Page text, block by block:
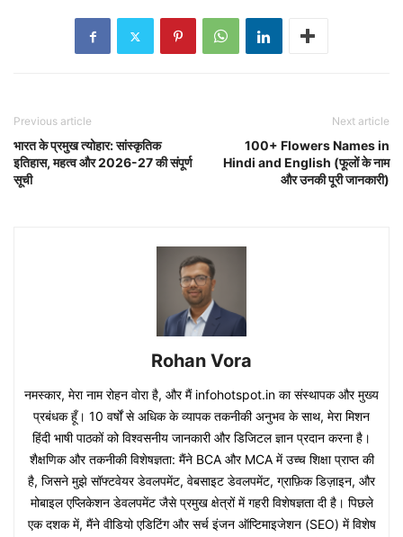
Previous article
भारत के प्रमुख त्योहार: सांस्कृतिक
इतिहास, महत्व और 2026-27 की संपूर्ण
सूची
Next article
100+ Flowers Names in
Hindi and English (फूलों के नाम
और उनकी पूरी जानकारी)
Rohan Vora
नमस्कार, मेरा नाम रोहन वोरा है, और मैं infohotspot.in का संस्थापक और मुख्य
प्रबंधक हूँ। 10 वर्षों से अधिक के व्यापक तकनीकी अनुभव के साथ, मेरा मिशन
हिंदी भाषी पाठकों को विश्वसनीय जानकारी और डिजिटल ज्ञान प्रदान करना है।
शैक्षणिक और तकनीकी विशेषज्ञता: मैंने BCA और MCA में उच्च शिक्षा प्राप्त की
है, जिसने मुझे सॉफ्टवेयर डेवलपमेंट, वेबसाइट डेवलपमेंट, ग्राफ़िक डिज़ाइन, और
मोबाइल एप्लिकेशन डेवलपमेंट जैसे प्रमुख क्षेत्रों में गहरी विशेषज्ञता दी है। पिछले
एक दशक में, मैंने वीडियो एडिटिंग और सर्च इंजन ऑप्टिमाइजेशन (SEO) में विशेष